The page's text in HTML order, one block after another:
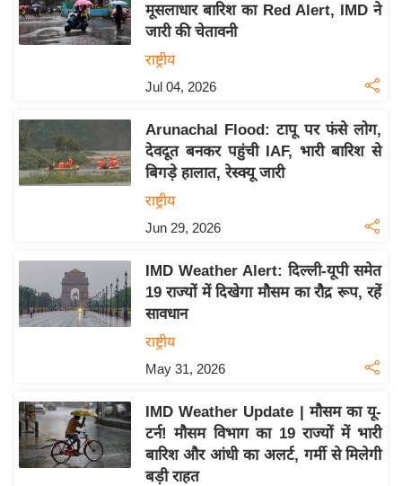
0
2
म
ई
-
मि
सा
ल
मि
सा
ल
श
मूसलाधार बारिश का Red Alert, IMD ने
जारी की चेतावनी
राष्ट्रीय
Jul 04, 2026
Arunachal Flood: टापू पर फंसे लोग,
देवदूत बनकर पहुंची IAF, भारी बारिश से
बिगड़े हालात, रेस्क्यू जारी
राष्ट्रीय
Jun 29, 2026
IMD Weather Alert: दिल्ली-यूपी समेत
19 राज्यों में दिखेगा मौसम का रौद्र रूप, रहें
सावधान
राष्ट्रीय
May 31, 2026
IMD Weather Update | मौसम का यू-
टर्न! मौसम विभाग का 19 राज्यों में भारी
बारिश और आंधी का अलर्ट, गर्मी से मिलेगी
बड़ी राहत